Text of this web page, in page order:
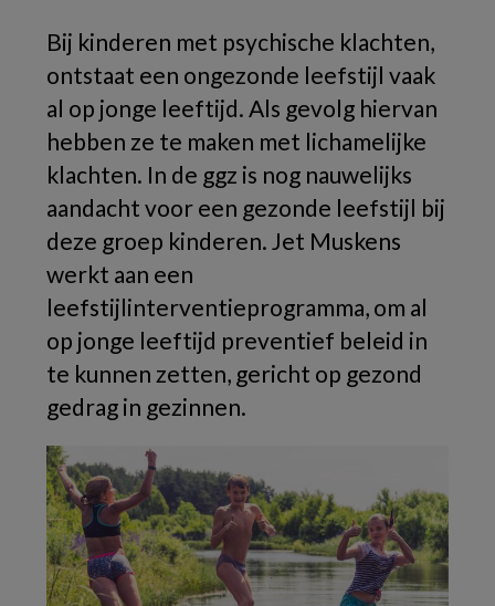
Bij kinderen met psychische klachten,
ontstaat een ongezonde leefstijl vaak
al op jonge leeftijd. Als gevolg hiervan
hebben ze te maken met lichamelijke
klachten. In de ggz is nog nauwelijks
aandacht voor een gezonde leefstijl bij
deze groep kinderen. Jet Muskens
werkt aan een
leefstijlinterventieprogramma, om al
op jonge leeftijd preventief beleid in
te kunnen zetten, gericht op gezond
gedrag in gezinnen.